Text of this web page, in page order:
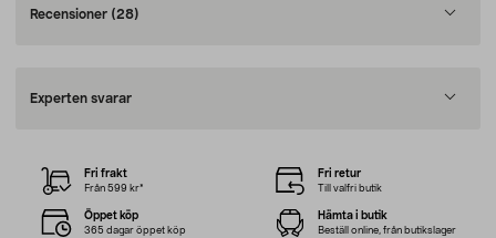
Recensioner (28)
Experten svarar
Fri frakt
Från 599 kr*
Fri retur
Till valfri butik
Öppet köp
365 dagar öppet köp
Hämta i butik
Beställ online, från butikslager